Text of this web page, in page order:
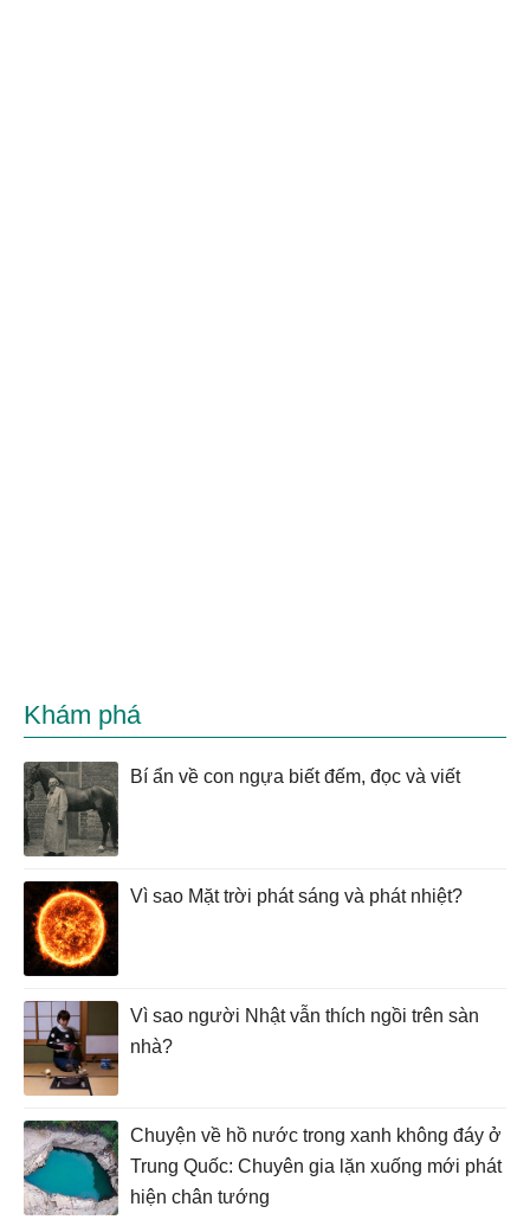
Khám phá
Bí ẩn về con ngựa biết đếm, đọc và viết
Vì sao Mặt trời phát sáng và phát nhiệt?
Vì sao người Nhật vẫn thích ngồi trên sàn
nhà?
Chuyện về hồ nước trong xanh không đáy ở
Trung Quốc: Chuyên gia lặn xuống mới phát
hiện chân tướng